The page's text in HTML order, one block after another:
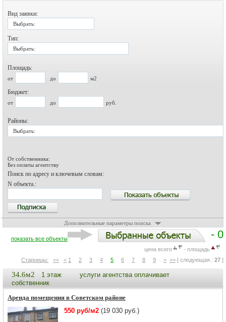
Вид заявки:
Выбрать:
Тип:
Выбрать:
Площадь:
от до м2
Бюджет:
от до руб.
Районы:
Выбрать:
От собственника:
Без оплаты агентству
Поиск по адресу и ключевым словам:
N объекта.:
Дополнительные параметры поиска
- 0
показать все объекты
цена всего
- площадь
Старницы:
<< < 1 2 3 4 5 6 7 8 9 > >> [ следующая.: 27 ]
34.6м2 1 этаж
услуги агентства оплачивает
собственник
Аренда помещения в Советском районе
550 руб/м2 (19 030 руб.)